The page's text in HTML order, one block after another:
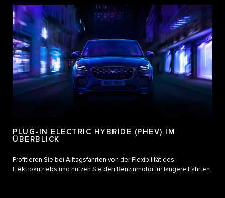
PLUG-IN ELECTRIC HYBRIDE (PHEV) IM
ÜBERBLICK
Profitieren Sie bei Alltagsfahrten von der Flexibilität des
Elektroantriebs und nutzen Sie den Benzinmotor für längere Fahrten.